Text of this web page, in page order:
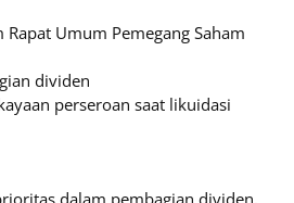
Rapat Umum Pemegang Saham
dividen
perseroan saat likuidasi
dalam pembagian dividen.